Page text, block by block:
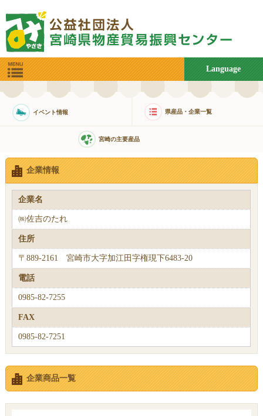
Language
イベント情報 県産品・企業一覧
宮崎の主要産品
企業情報
企業名
㈱佐吉のたれ
住所
〒889-2161 宮崎市大字加江田字権現下6483-20
電話
0985-82-7255
FAX
0985-82-7251
企業商品一覧